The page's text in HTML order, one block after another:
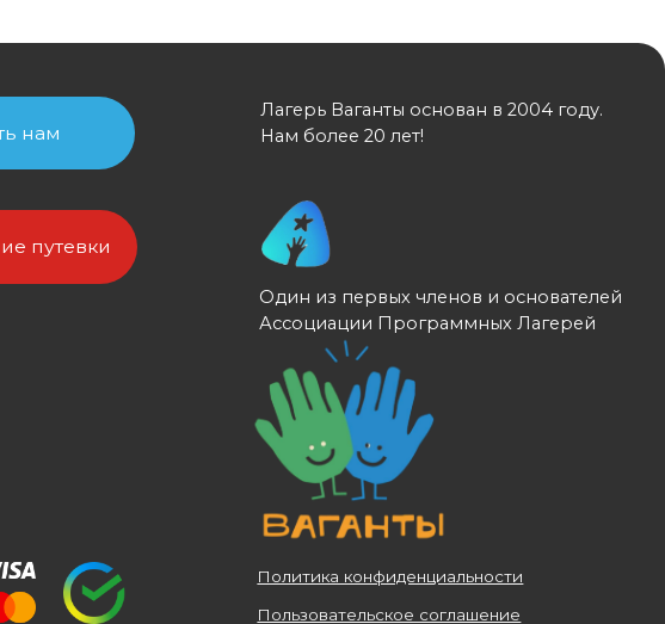
Пользовательское соглашение
Один из первых членов и основателей
Ассоциации Программных Лагерей
Политика конфиденциальности